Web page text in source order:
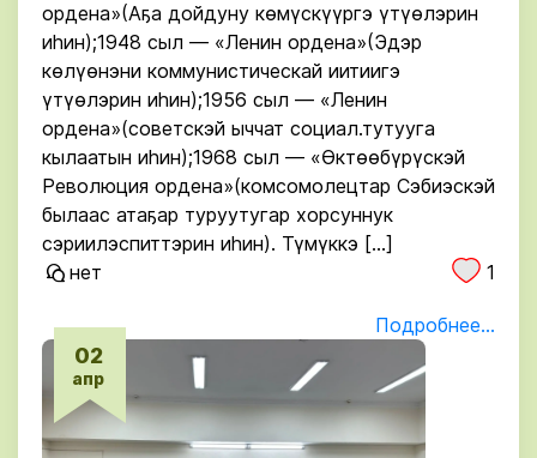
02
апр
ордена»(Аҕа дойдуну көмүскүүргэ үтүөлэрин
иһин);1948 сыл — «Ленин ордена»(Эдэр
көлүөнэни коммунистическай иитиигэ
үтүөлэрин иһин);1956 сыл — «Ленин
ордена»(советскэй ыччат социал.тутууга
кылаатын иһин);1968 сыл — «Өктөөбүрүскэй
Революция ордена»(комсомолецтар Сэбиэскэй
былаас атаҕар туруутугар хорсуннук
сэриилэспиттэрин иһин). Түмүккэ […]
нет
1
Подробнее...